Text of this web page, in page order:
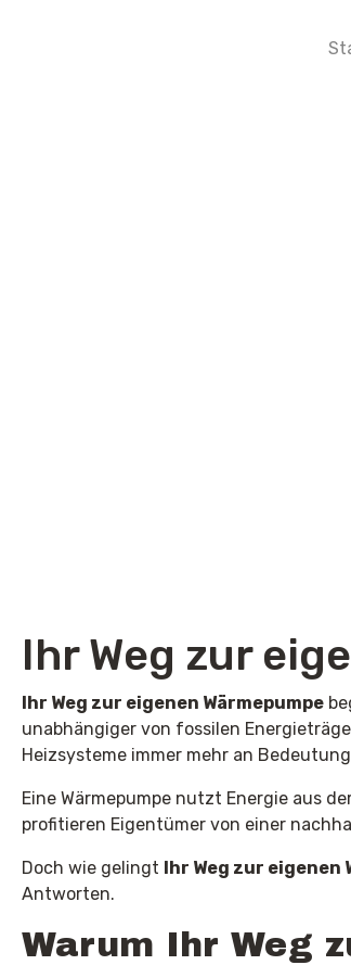
Ihr Weg zur
Ihr Weg zur eigenen Wärmepumpe
unabhängiger von fossilen
Heizsysteme immer mehr an
Eine Wärmepumpe nutzt Energie aus
profitieren Eigentümer von einer
Doch wie gelingt Ihr Weg zur eigenen
Antworten.
Warum Ihr Weg